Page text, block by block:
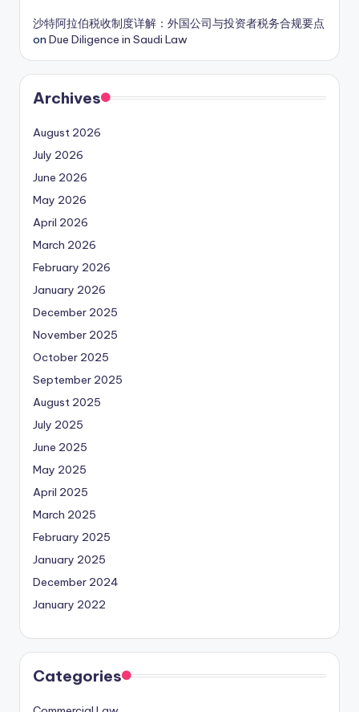
沙特阿拉伯税收制度详解：外国公司与投资者税务合规要点
on Due Diligence in Saudi Law
Archives
August 2026
July 2026
June 2026
May 2026
April 2026
March 2026
February 2026
January 2026
December 2025
November 2025
October 2025
September 2025
August 2025
July 2025
June 2025
May 2025
April 2025
March 2025
February 2025
January 2025
December 2024
January 2022
Categories